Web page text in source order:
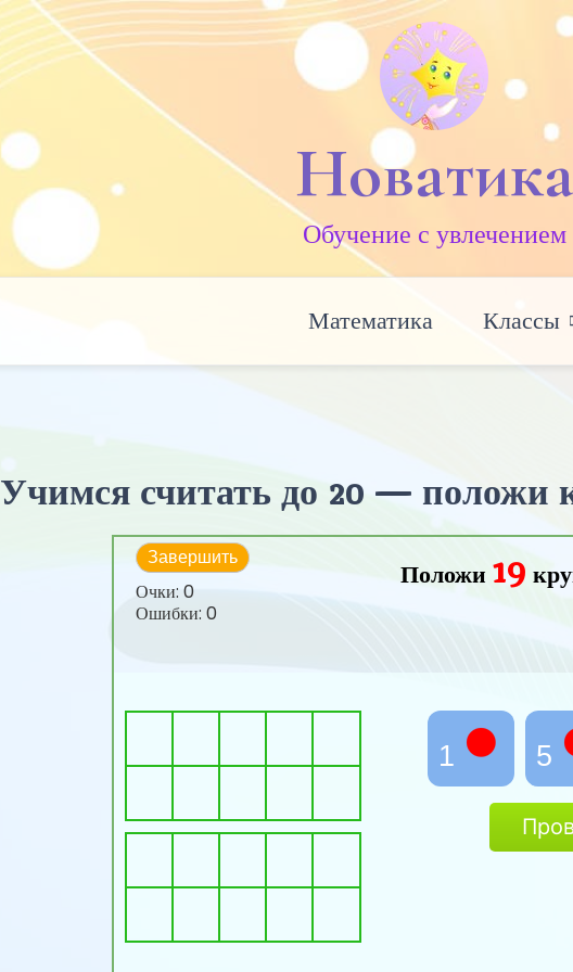
Новатика
Обучение c увлечением
Математика Классы
Учимся считать до 20 — положи
Завершить
Очки: 0
Ошибки: 0
Положи19
1 5